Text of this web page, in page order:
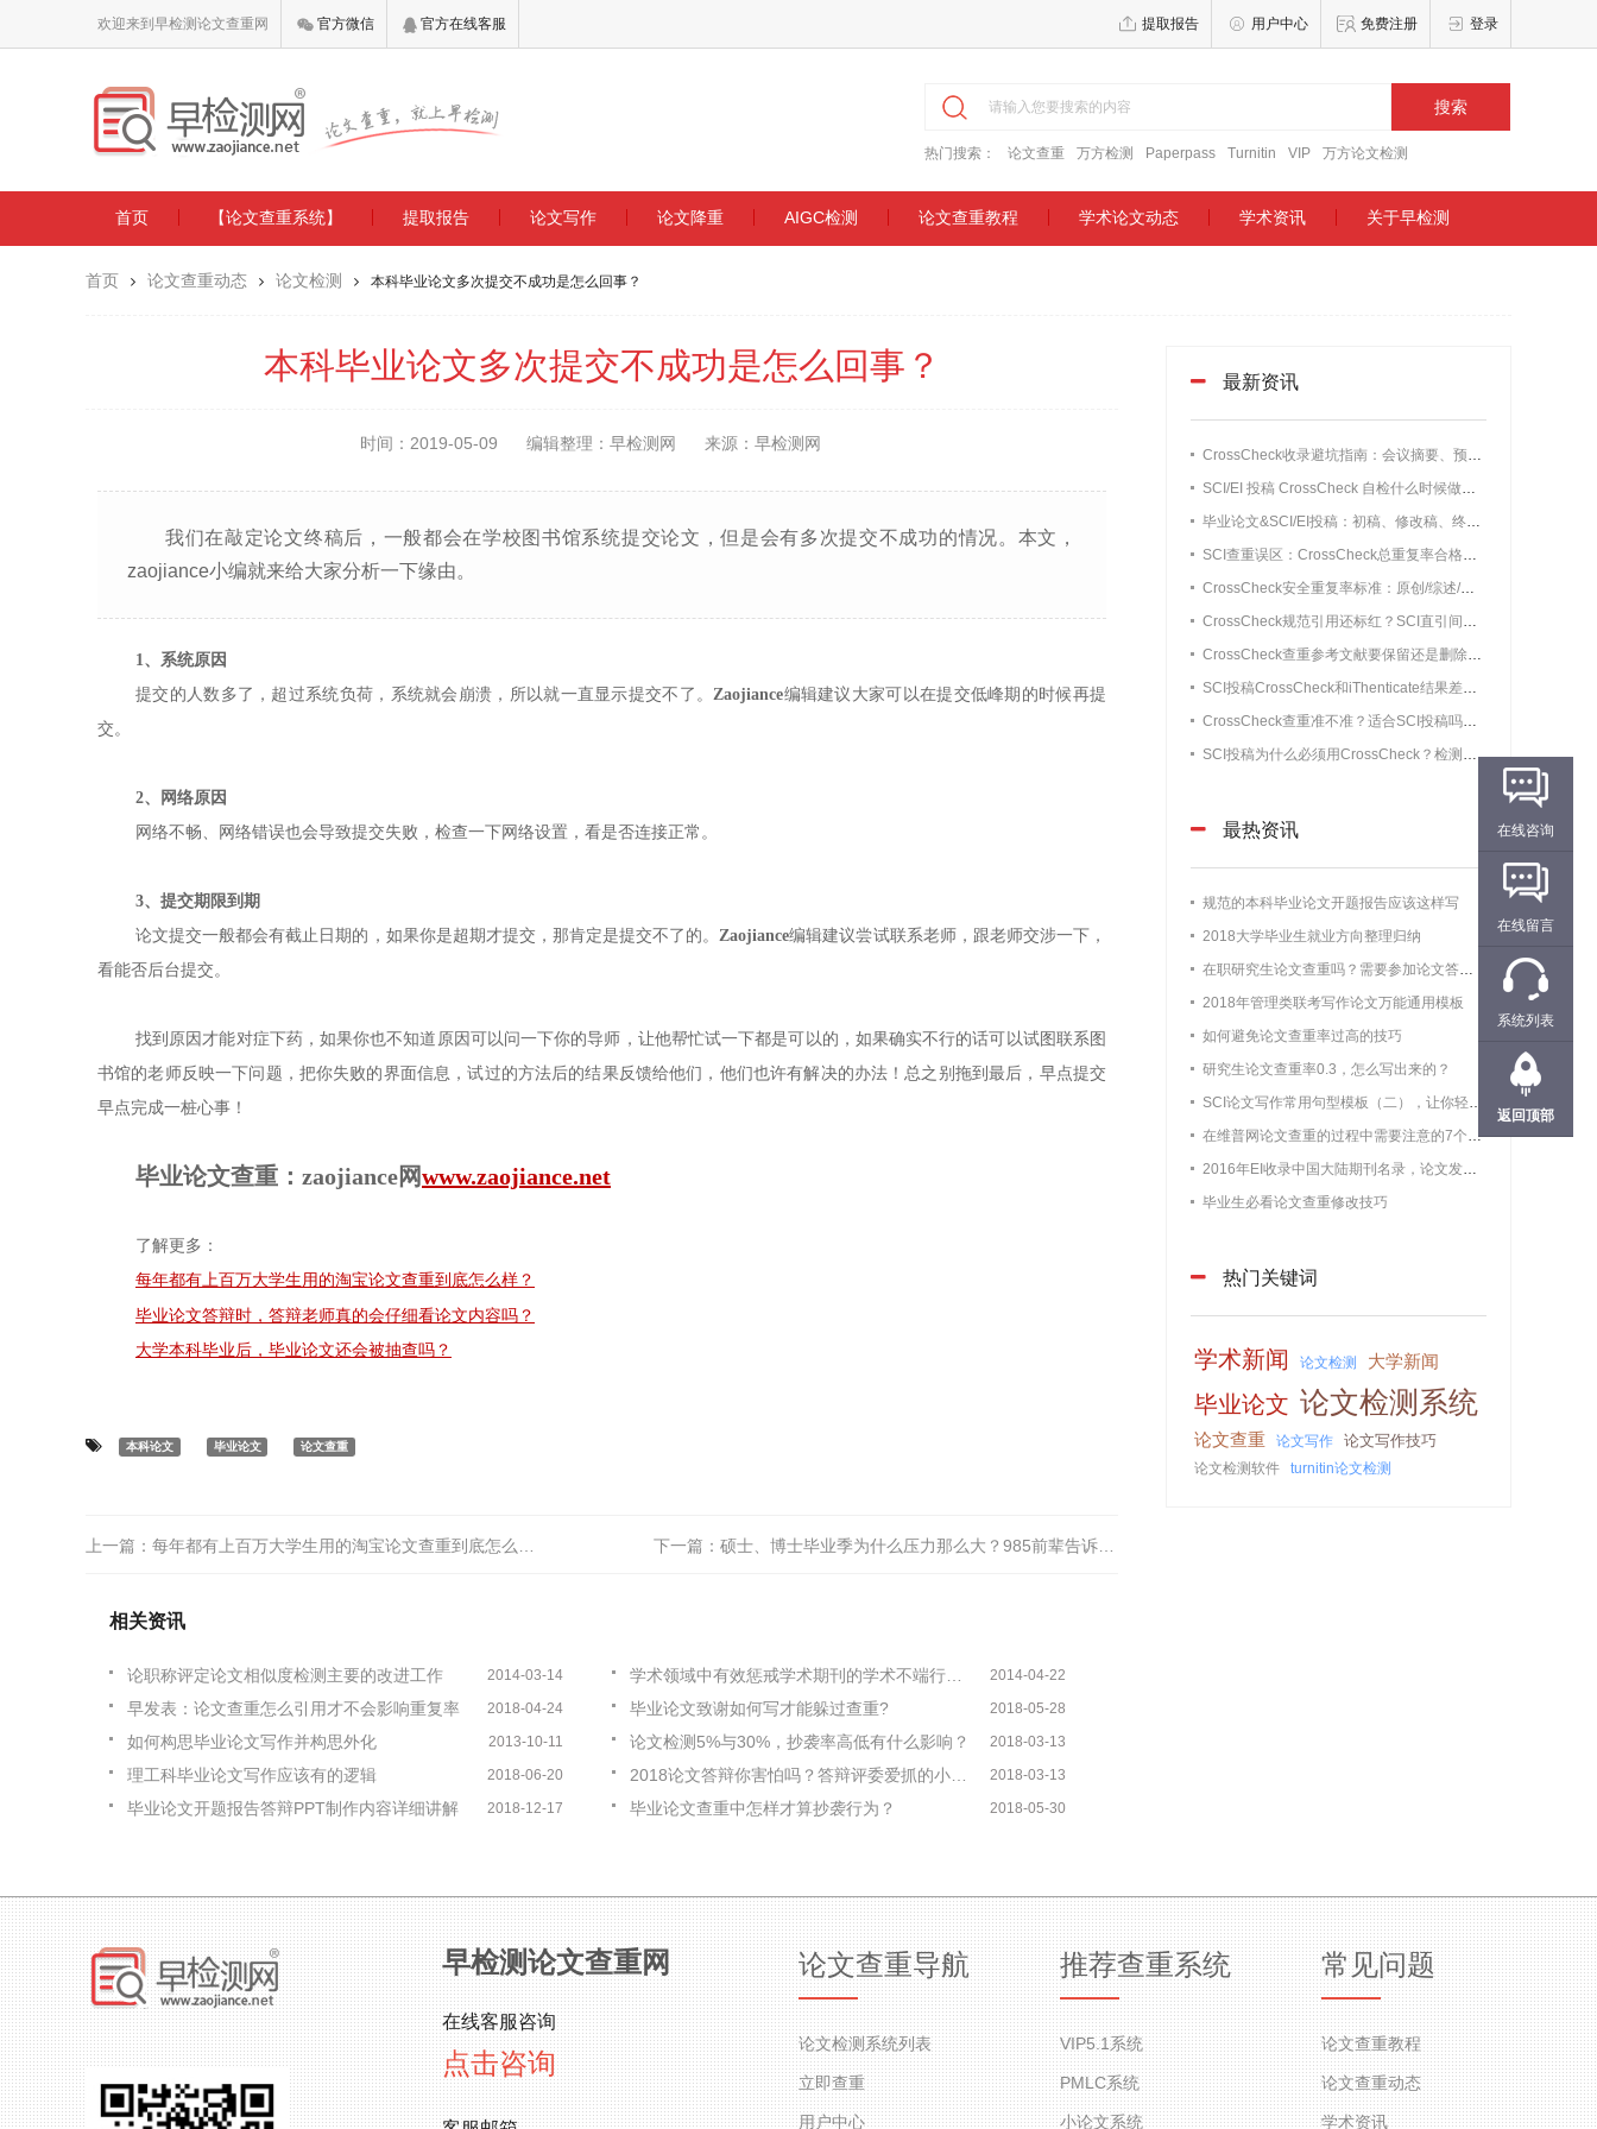
欢迎来到早检测论文查重网 官方微信 官方在线客服 提取报告 用户中心 免费注册 登录
搜索
热门搜索： 论文查重 万方检测 Paperpass Turnitin VIP 万方论文检测
首页 【论文查重系统】 提取报告 论文写作 论文降重 AIGC检测 论文查重教程 学术论文动态 学术资讯 关于早检测
首页 论文查重动态 论文检测 本科毕业论文多次提交不成功是怎么回事？
本科毕业论文多次提交不成功是怎么回事？
时间：2019-05-09 编辑整理：早检测网 来源：早检测网
我们在敲定论文终稿后，一般都会在学校图书馆系统提交论文，但是会有多次提交不成功的情况。本文，
zaojiance小编就来给大家分析一下缘由。
1、 系统原因
提交的人数多了，超过系统负荷，系统就会崩溃，所以就一直显示提交不了。Zaojiance编辑建议大家可以在提交低峰期的时候再提
交。
2、
网络原因
网络不畅、网络错误也会导致提交失败，检查一下网络设置，看是否连接正常。
3、 提交期限到期
论文提交一般都会有截止日期的，如果你是超期才提交，那肯定是提交不了的。Zaojiance编辑建议尝试联系老师，跟老师交涉一下，
看能否后台提交。
找到原因才能对症下药，如果你也不知道原因可以问一下你的导师，让他帮忙试一下都是可以的，如果确实不行的话可以试图联系图
书馆的老师反映一下问题，把你失败的界面信息，试过的方法后的结果反馈给他们，他们也许有解决的办法！总之别拖到最后，早点提交
早点完成一桩心事！
毕业论文查重：zaojiance网www.zaojiance.net
了解更多：
每年都有上百万大学生用的淘宝论文查重到底怎么样？
毕业论文答辩时，答辩老师真的会仔细看论文内容吗？
大学本科毕业后，毕业论文还会被抽查吗？
本科论文 毕业论文 论文查重
上一篇： 每年都有上百万大学生用的淘宝论文查重到底怎么样？ 下一篇： 硕士、博士毕业季为什么压力那么大？985前辈告诉你！
相关资讯
论职称评定论文相似度检测主要的改进工作 2014-03-14 2014-04-22
早发表：论文查重怎么引用才不会影响重复率 2018-04-24 毕业论文致谢如何写才能躲过查重? 2018-05-28
如何构思毕业论文写作并构思外化 2013-10-11 论文检测5%与30%，抄袭率高低有什么影响？ 2018-03-13
理工科毕业论文写作应该有的逻辑 2018-06-20 2018-03-13
毕业论文开题报告答辩PPT制作内容详细讲解 2018-12-17 毕业论文查重中怎样才算抄袭行为？ 2018-05-30
最新资讯
CrossCheck收录避坑指南：会议摘要、预印本、知网学位论文要不要改写？
SCI/EI 投稿 CrossCheck 自检什么时候做最合适？实测数据告诉你最佳预检时间
毕业论文&SCI/EI投稿：初稿、修改稿、终稿CrossCheck检测时机详解，别刚写完初稿就花钱查重
SCI查重误区：CrossCheck总重复率合格就稳了？单源高重复照样初审被拒
CrossCheck安全重复率标准：原创/综述/短篇通讯/会议论文阈值（不被编辑退回）
CrossCheck规范引用还标红？SCI直引间接引用无需修改情况详解
CrossCheck查重参考文献要保留还是删除？90%小白都做错的细节
SCI投稿CrossCheck和iThenticate结果差距大吗？SCI查重误差真实数据
CrossCheck查重准不准？适合SCI投稿吗？实测准确率+适配场景全解析
SCI投稿为什么必须用CrossCheck？检测机制和使用人群通俗解析
最热资讯
规范的本科毕业论文开题报告应该这样写
2018大学毕业生就业方向整理归纳
在职研究生论文查重吗？需要参加论文答辩吗？
2018年管理类联考写作论文万能通用模板
如何避免论文查重率过高的技巧
研究生论文查重率0.3，怎么写出来的？
SCI论文写作常用句型模板（二），让你轻松过查重
在维普网论文查重的过程中需要注意的7个问题【最新版维普论文】
2016年EI收录中国大陆期刊名录，论文发表必备
毕业生必看论文查重修改技巧
热门关键词
学术新闻 论文检测 大学新闻
毕业论文 论文检测系统
论文查重 论文写作 论文写作技巧
论文检测软件 turnitin论文检测
早检测论文查重网
在线客服咨询
点击咨询
论文查重导航
论文检测系统列表
立即查重
用户中心
推荐查重系统
VIP5.1系统
PMLC系统
小论文系统
常见问题
论文查重教程
论文查重动态
学术资讯
在线咨询
在线留言
系统列表
返回顶部